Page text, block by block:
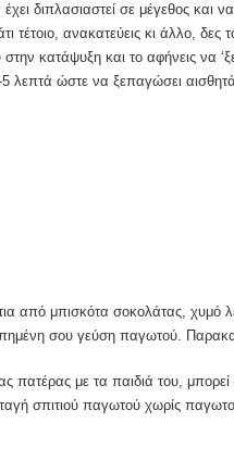
διπλασιαστεί σε μέγεθος και
τέτοιο, ανακατεύεις κι άλλο, δες
κατάψυξη και το αφήνεις να
λεπτά ώστε να ξεπαγώσει
από μπισκότα σοκολάτας, χυμό
σου γεύση παγωτού.
με τα παιδιά του, μπορεί
σπιτιού παγωτού χωρίς